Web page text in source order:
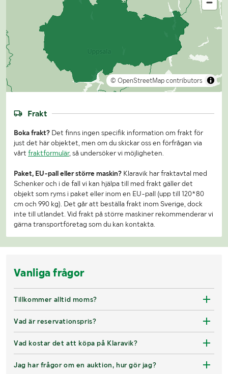
© OpenStreetMap contributors
Frakt
Boka frakt? Det finns ingen specifik information om frakt för
just det här objektet, men om du skickar oss en förfrågan via
vårt fraktformulär, så undersöker vi möjligheten.
Paket, EU-pall eller större maskin? Klaravik har fraktavtal med
Schenker och i de fall vi kan hjälpa till med frakt gäller det
objekt som ryms i paket eller inom en EU-pall (upp till 120*80
cm och 990 kg). Det går att beställa frakt inom Sverige, dock
inte till utlandet. Vid frakt på större maskiner rekommenderar vi
gärna transportföretag som du kan kontakta.
Vanliga frågor
Tillkommer alltid moms?
Vad är reservationspris?
Vad kostar det att köpa på Klaravik?
Jag har frågor om en auktion, hur gör jag?